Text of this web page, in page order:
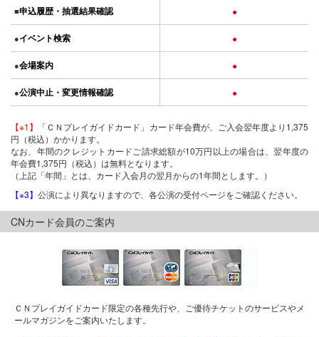
■申込履歴・抽選結果確認 ●
●イベント検索 ●
●会場案内 ●
●公演中止・変更情報確認 ●
【※1】
「ＣＮプレイガイドカード」カード年会費が、ご入会翌年度より1,375
円（税込）かかります。
なお、年間のクレジットカードご請求総額が10万円以上の場合は、翌年度の
年会費1,375円（税込）は無料となります。
（上記「年間」とは、カード入会月の翌月からの1年間とします。）
【※3】 公演により異なりますので、各公演の受付ページをご確認ください。
CNカード会員のご案内
ＣＮプレイガイドカード限定の各種先行や、ご優待チケットのサービスやメ
ールマガジンをご案内いたします。